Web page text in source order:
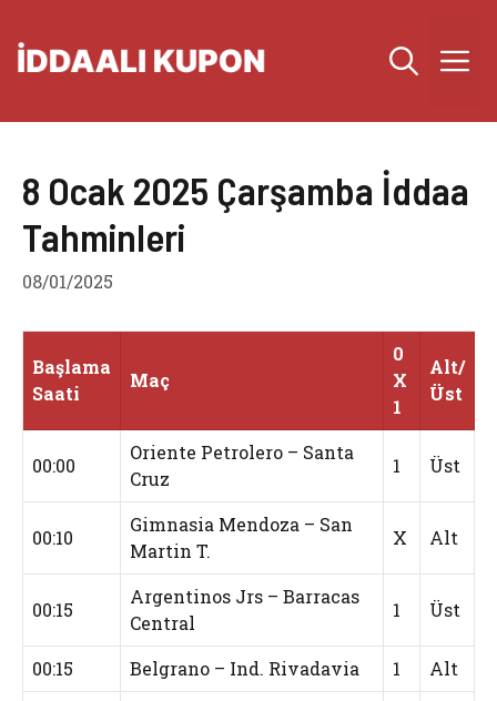
atla
8 Ocak 2025 Çarşamba İddaa
Tahminleri
08/01/2025
Başlama
Saati
Maç
0
X
1
Alt/
Üst
00:00
Oriente Petrolero – Santa
Cruz
1 Üst
00:10
Gimnasia Mendoza – San
Martin T.
X Alt
00:15
Argentinos Jrs – Barracas
Central
1 Üst
00:15 Belgrano – Ind. Rivadavia 1 Alt